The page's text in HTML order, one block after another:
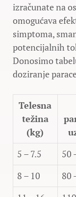
izračunate na
omogućava
simptoma,
potencijalnih
Donosimo
doziranje
Telesna
težina
(kg)
5 – 7.5
50
8 – 10
80